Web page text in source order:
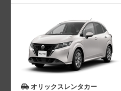
オリックスレンタカー